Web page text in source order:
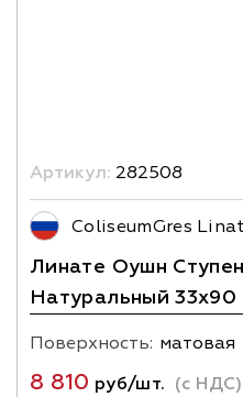
Артикул: 282508
ColiseumGres
Линате Оушн
Натуральный 33х90
Поверхность: матовая
8 810 руб/шт. (с НДС)